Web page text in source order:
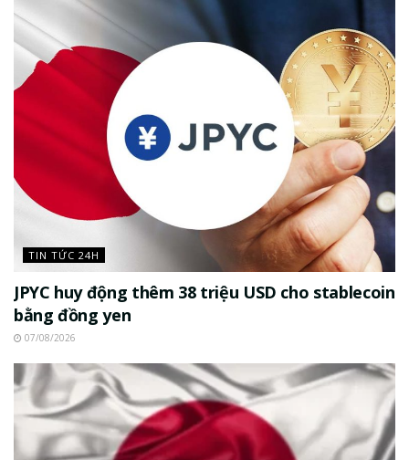
TIN TỨC 24H
JPYC huy động thêm 38 triệu USD cho stablecoin
bằng đồng yen
07/08/2026